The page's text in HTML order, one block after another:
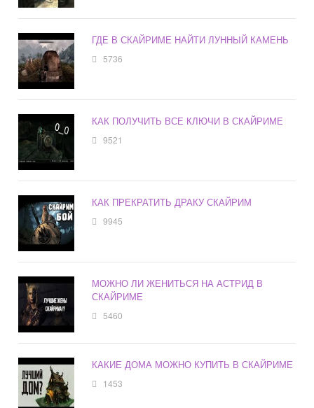
ГДЕ В СКАЙРИМЕ НАЙТИ ЛУННЫЙ КАМЕНЬ
5736
КАК ПОЛУЧИТЬ ВСЕ КЛЮЧИ В СКАЙРИМЕ
9521
КАК ПРЕКРАТИТЬ ДРАКУ СКАЙРИМ
9945
МОЖНО ЛИ ЖЕНИТЬСЯ НА АСТРИД В
СКАЙРИМЕ
5460
КАКИЕ ДОМА МОЖНО КУПИТЬ В СКАЙРИМЕ
1453